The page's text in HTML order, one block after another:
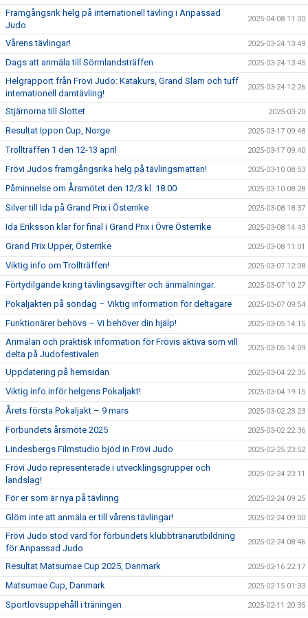
Framgångsrik helg på internationell tävling i Anpassad
Judo
2025-04-08 11:00
Vårens tävlingar! 2025-03-24 13:49
Dags att anmäla till Sörmlandsträffen 2025-03-24 13:45
Helgrapport från Frövi Judo: Katakurs, Grand Slam och tuff
internationell damtävling!
2025-03-24 12:26
Stjärnorna till Slottet 2025-03-20
Resultat Ippon Cup, Norge 2025-03-17 09:48
Trollträffen 1 den 12-13 april 2025-03-17 09:40
Frövi Judos framgångsrika helg på tävlingsmattan! 2025-03-10 08:53
Påminnelse om Årsmötet den 12/3 kl. 18.00 2025-03-10 08:28
Silver till Ida på Grand Prix i Österrike 2025-03-08 18:37
Ida Eriksson klar för final i Grand Prix i Övre Österrike 2025-03-08 14:43
Grand Prix Upper, Österrike 2025-03-08 11:01
Viktig info om Trollträffen! 2025-03-07 12:08
Förtydilgande kring tävlingsavgifter och änmälningar. 2025-03-07 10:27
Pokaljakten på söndag – Viktig information för deltagare 2025-03-07 09:54
Funktionärer behövs – Vi behöver din hjälp! 2025-03-05 14:15
Anmälan och praktisk information för Frövis aktiva som vill
delta på Judofestivalen
2025-03-05 14:09
Uppdatering på hemsidan 2025-03-04 22:35
Viktig info inför helgens Pokaljakt! 2025-03-04 19:15
Årets första Pokaljakt – 9 mars 2025-03-02 23:23
Förbundets årsmöte 2025 2025-03-02 22:36
Lindesbergs Filmstudio bjöd in Frövi Judo 2025-02-25 23:52
Frövi Judo representerade i utvecklingsgrupper och
landslag!
2025-02-24 23:11
För er som är nya på tävlinng 2025-02-24 09:25
Glöm inte att anmäla er till vårens tävlingar! 2025-02-24 09:00
Frövi Judo stod värd för förbundets klubbtränarutbildning
för Anpassad Judo
2025-02-24 08:46
Resultat Matsumae Cup 2025, Danmark 2025-02-16 22:17
Matsumae Cup, Danmark 2025-02-15 01:33
Sportlovsuppehåll i träningen 2025-02-11 20:35